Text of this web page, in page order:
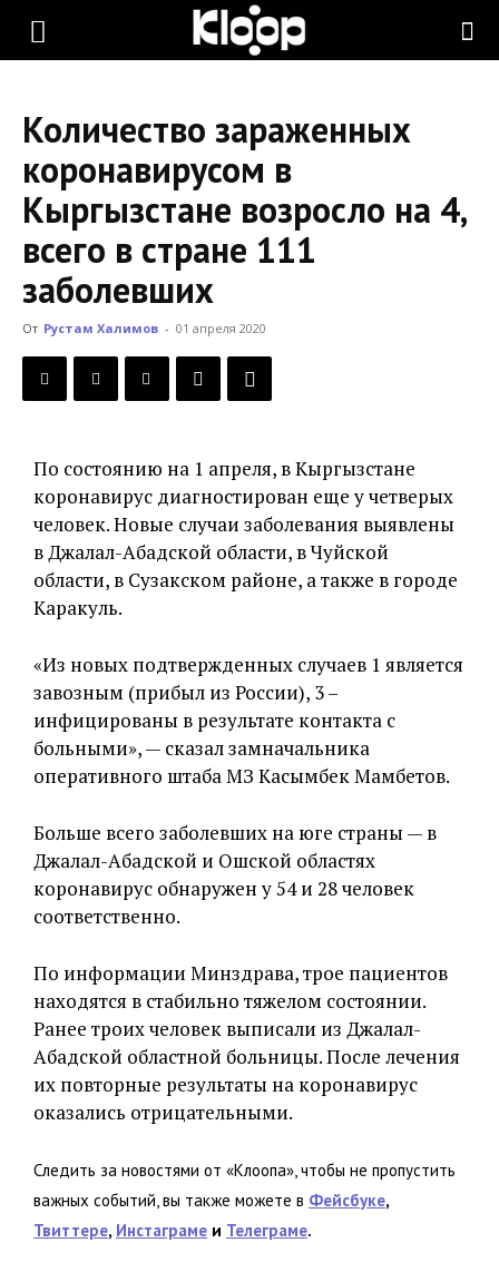
KLOOP.KG
Новости
Кыргызстана
Количество зараженных
коронавирусом в
Кыргызстане возросло на 4,
всего в стране 111
заболевших
От Рустам Халимов - 01 апреля 2020
По состоянию на 1 апреля, в Кыргызстане
коронавирус диагностирован еще у четверых
человек. Новые случаи заболевания выявлены
в Джалал-Абадской области, в Чуйской
области, в Сузакском районе, а также в городе
Каракуль.
«Из новых подтвержденных случаев 1 является
завозным (прибыл из России), 3 –
инфицированы в результате контакта с
больными», — сказал замначальника
оперативного штаба МЗ Касымбек Мамбетов.
Больше всего заболевших на юге страны — в
Джалал-Абадской и Ошской областях
коронавирус обнаружен у 54 и 28 человек
соответственно.
По информации Минздрава, трое пациентов
находятся в стабильно тяжелом состоянии.
Ранее троих человек выписали из Джалал-
Абадской областной больницы. После лечения
их повторные результаты на коронавирус
оказались отрицательными.
Следить за новостями от «Клоопа», чтобы не пропустить
важных событий, вы также можете в Фейсбуке,
Твиттере, Инстаграме и Телеграме.